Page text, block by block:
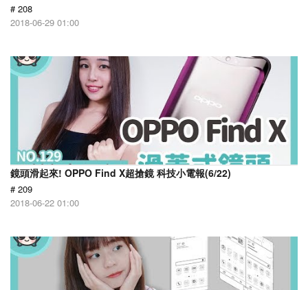
# 208
2018-06-29 01:00
鏡頭滑起來! OPPO Find X超搶鏡 科技小電報(6/22)
# 209
2018-06-22 01:00